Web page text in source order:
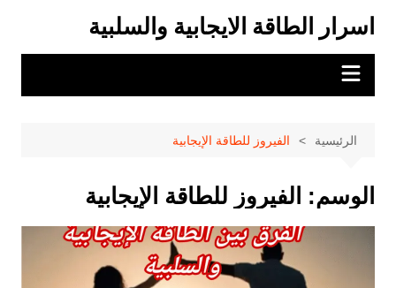
المحتوى
اسرار الطاقة الايجابية والسلبية
الرئيسية الفيروز للطاقة الإيجابية
الوسم: الفيروز للطاقة الإيجابية